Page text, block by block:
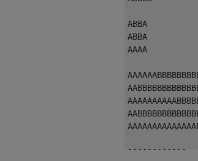
ABBA
ABBA
AAAA
AAAAAAAAAAAA